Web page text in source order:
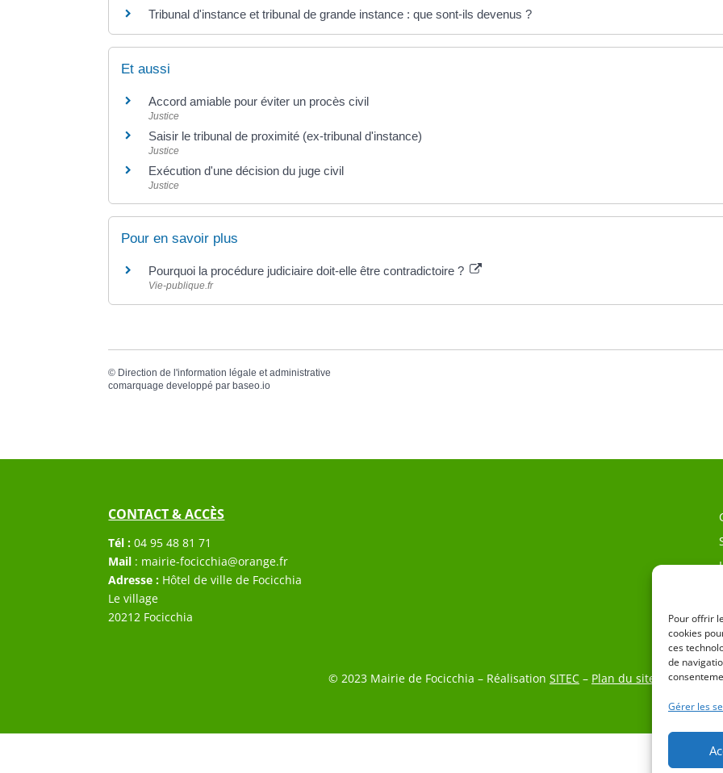
Pour offrir
cookies
ces
de
Gérer les
Tribunal d'instance et tribunal de grande instance : que sont-ils devenus ?
Et aussi
Accord amiable pour éviter un procès civil
Justice
Saisir le tribunal de proximité (ex-tribunal d'instance)
Justice
Exécution d'une décision du juge civil
Justice
Pour en savoir plus
Pourquoi la procédure judiciaire doit-elle être contradictoire ?
Vie-publique.fr
© Direction de l'information légale et administrative
comarquage developpé parbaseo.io
CONTACT & ACCÈS
Tél : 04 95 48 81 71
Mail : mairie-focicchia@orange.fr
Adresse : Hôtel de ville de Focicchia
Le village
20212 Focicchia
© 2023 Mairie de Focicchia – Réalisation SITEC – Plan du site Mention